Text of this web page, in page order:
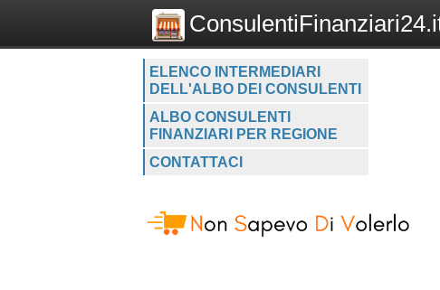
ELENCO INTERMEDIARI
DELL'ALBO DEI CONSULENTI
ALBO CONSULENTI
FINANZIARI PER REGIONE
CONTATTACI